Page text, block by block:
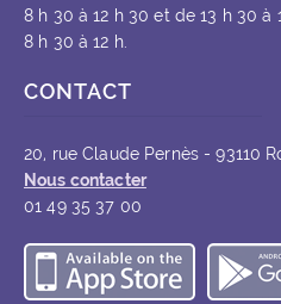
8 h 30 à 12 h 30 et de 13 h 30
8 h 30 à 12 h.
CONTACT
20, rue Claude Pernès - 93110
Nous contacter
01 49 35 37 00